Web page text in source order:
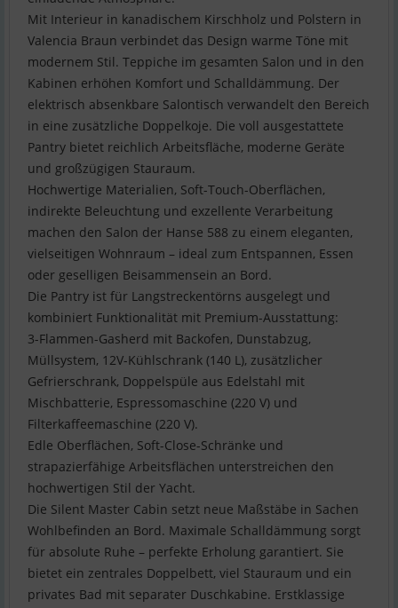
Mit Interieur in kanadischem Kirschholz und Polstern in
Valencia Braun verbindet das Design warme Töne mit
modernem Stil. Teppiche im gesamten Salon und in den
Kabinen erhöhen Komfort und Schalldämmung. Der
elektrisch absenkbare Salontisch verwandelt den Bereich
in eine zusätzliche Doppelkoje. Die voll ausgestattete
Pantry bietet reichlich Arbeitsfläche, moderne Geräte
und großzügigen Stauraum.
Hochwertige Materialien, Soft-Touch-Oberflächen,
indirekte Beleuchtung und exzellente Verarbeitung
machen den Salon der Hanse 588 zu einem eleganten,
vielseitigen Wohnraum – ideal zum Entspannen, Essen
oder geselligen Beisammensein an Bord.
Die Pantry ist für Langstreckentörns ausgelegt und
kombiniert Funktionalität mit Premium-Ausstattung:
3-Flammen-Gasherd mit Backofen, Dunstabzug,
Müllsystem, 12V-Kühlschrank (140 L), zusätzlicher
Gefrierschrank, Doppelspüle aus Edelstahl mit
Mischbatterie, Espressomaschine (220 V) und
Filterkaffeemaschine (220 V).
Edle Oberflächen, Soft-Close-Schränke und
strapazierfähige Arbeitsflächen unterstreichen den
hochwertigen Stil der Yacht.
Die Silent Master Cabin setzt neue Maßstäbe in Sachen
Wohlbefinden an Bord. Maximale Schalldämmung sorgt
für absolute Ruhe – perfekte Erholung garantiert. Sie
bietet ein zentrales Doppelbett, viel Stauraum und ein
privates Bad mit separater Duschkabine. Erstklassige